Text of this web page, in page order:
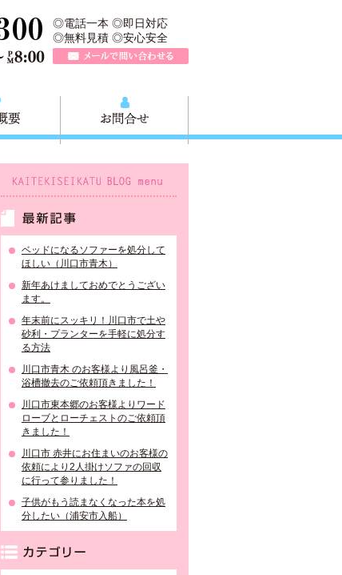
TEL 0120-757-161（年中無休）営業時間AM9:00～
◎電話一本 ◎即日対応
◎無料見積 ◎安心安全
ベッドになるソファーを処分して
ほしい（川口市青木）
新年あけましておめでとうござい
ます。
年末前にスッキリ！川口市で土や
砂利・プランターを手軽に処分す
る方法
川口市青木 のお客様より風呂釜・
浴槽撤去のご依頼頂きました！
川口市東本郷のお客様よりワード
ローブとローチェストのご依頼頂
きました！
川口市 赤井にお住まいのお客様の
依頼により2人掛けソファの回収
に行って参りました！
子供がもう読まなくなった本を処
分したい（浦安市入船）